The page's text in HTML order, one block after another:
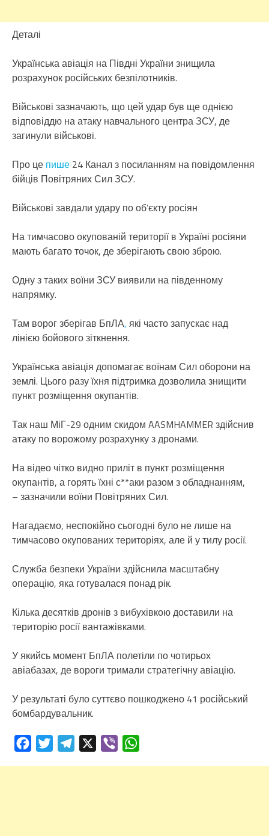
Деталі
Українська авіація на Півдні України знищила
розрахунок російських безпілотників.
Військові зазначають, що цей удар був ще однією
відповіддю на атаку навчального центра ЗСУ, де
загинули військові.
Про це пише 24 Канал з посиланням на повідомлення
бійців Повітряних Сил ЗСУ.
Військові завдали удару по об’єкту росіян
На тимчасово окупованій території в Україні росіяни
мають багато точок, де зберігають свою зброю.
Одну з таких воїни ЗСУ виявили на південному
напрямку.
Там ворог зберігав БпЛА, які часто запускає над
лінією бойового зіткнення.
Українська авіація допомагає воїнам Сил оборони на
землі. Цього разу їхня підтримка дозволила знищити
пункт розміщення окупантів.
Так наш МіГ-29 одним скидом AASMHAMMER здійснив
атаку по ворожому розрахунку з дронами.
На відео чітко видно приліт в пункт розміщення
окупантів, а горять їхні с**аки разом з обладнанням,
– зазначили воїни Повітряних Сил.
Нагадаємо, неспокійно сьогодні було не лише на
тимчасово окупованих територіях, але й у тилу росії.
Служба безпеки України здійснила масштабну
операцію, яка готувалася понад рік.
Кілька десятків дронів з вибухівкою доставили на
територію росії вантажівками.
У якийсь момент БпЛА полетіли по чотирьох
авіабазах, де вороги тримали стратегічну авіацію.
У результаті було суттєво пошкоджено 41 російський
бомбардувальник.
FacebookTwitterTelegram Viber